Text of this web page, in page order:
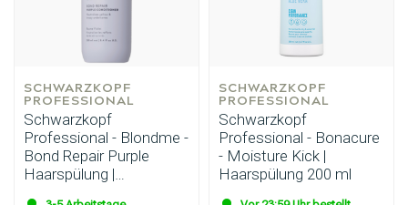
SCHWARZKOPF
PROFESSIONAL
Schwarzkopf
Professional - Blondme -
Bond Repair Purple
Haarspülung |
SCHWARZKOPF
PROFESSIONAL
Schwarzkopf
Professional - Bonacure
- Moisture Kick |
Haarspülung 200 ml